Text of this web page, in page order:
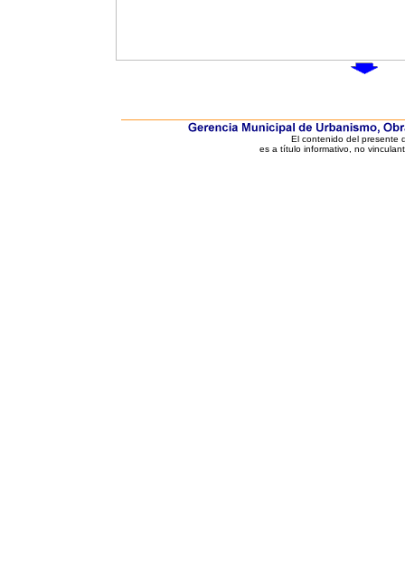
El contenido del presente
es a título informativo, no